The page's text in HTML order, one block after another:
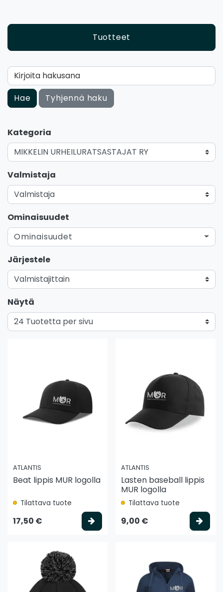
Tuotteet
Kirjoita hakusana
Hae Tyhjennä haku
Kategoria
Valmistaja
Ominaisuudet
Ominaisuudet
Järjestele
Näytä
ATLANTIS
Beat lippis MUR logolla
Tilattava tuote
17,50 € Valitse vaihtoehto
ATLANTIS
Lasten baseball lippis
MUR logolla
Tilattava tuote
9,00 €